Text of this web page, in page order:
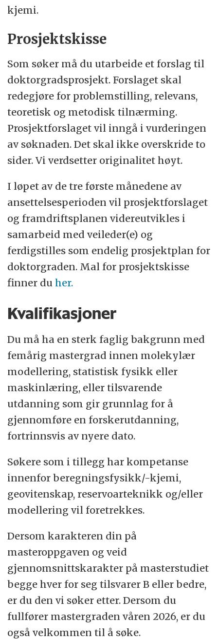
tilknyttet instituttet.
kjemi.
Prosjektskisse
Som søker må du utarbeide et forslag til
doktorgradsprosjekt. Forslaget skal
redegjøre for problemstilling, relevans,
teoretisk og metodisk tilnærming.
Prosjektforslaget vil inngå i vurderingen
av søknaden. Det skal ikke overskride to
sider. Vi verdsetter originalitet høyt.
I løpet av de tre første månedene av
ansettelsesperioden vil prosjektforslaget
og framdriftsplanen videreutvikles i
samarbeid med veileder(e) og
ferdigstilles som endelig prosjektplan for
doktorgraden. Mal for prosjektskisse
finner duher.
Kvalifikasjoner
Du må ha en sterk faglig bakgrunn med
femårig mastergrad innen molekylær
modellering, statistisk fysikk eller
maskinlæring, eller tilsvarende
utdanning som gir grunnlag for å
gjennomføre en forskerutdanning,
fortrinnsvis av nyere dato.
Søkere som i tillegg har kompetanse
innenfor beregningsfysikk/-kjemi,
geovitenskap, reservoarteknikk og/eller
modellering vil foretrekkes.
Dersom karakteren din på
masteroppgaven og veid
gjennomsnittskarakter på masterstudiet
begge hver for seg tilsvarer B eller bedre,
er du den vi søker etter. Dersom du
fullfører mastergraden våren 2026, er du
også velkommen til å søke.